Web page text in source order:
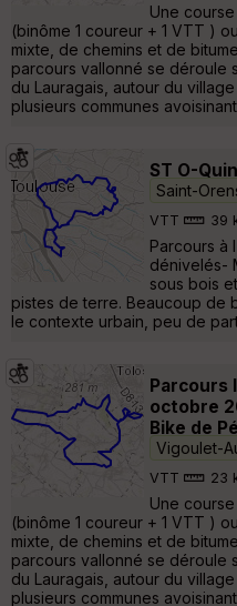
Une
(binôme 1 coureur + 1 VTT )
mixte, de chemins et de
parcours vallonné se déroule
du Lauragais, autour du
plusieurs communes
ST O-
Saint-
VTT 39
Parcours à
dénivelés-
sous bois
pistes de terre. Beaucoup de
le contexte urbain, peu de
Parcours
octobre
Bike de
Vigoulet-
VTT 23
Une
(binôme 1 coureur + 1 VTT )
mixte, de chemins et de
parcours vallonné se déroule
du Lauragais, autour du
plusieurs communes